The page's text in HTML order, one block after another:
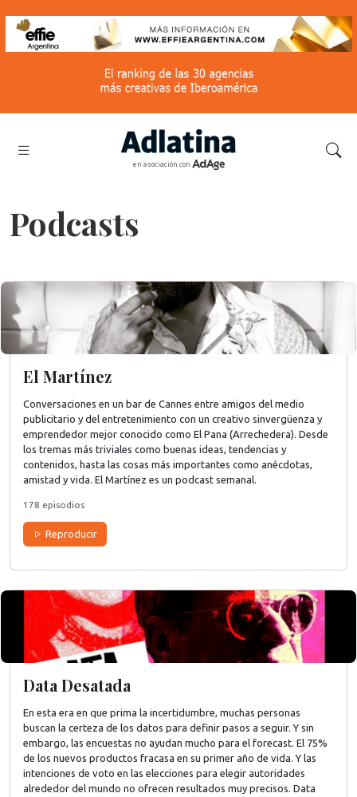
en asociación con
Podcasts
El Martínez
Conversaciones en un bar de Cannes entre amigos del medio
publicitario y del entretenimiento con un creativo sinvergüenza y
emprendedor mejor conocido como El Pana (Arrechedera). Desde
los tremas más triviales como buenas ideas, tendencias y
contenidos, hasta las cosas más importantes como anécdotas,
amistad y vida. El Martínez es un podcast semanal.
178 episodios
Reproducir
Data Desatada
En esta era en que prima la incertidumbre, muchas personas
buscan la certeza de los datos para definir pasos a seguir. Y sin
embargo, las encuestas no ayudan mucho para el forecast. El 75%
de los nuevos productos fracasa en su primer año de vida. Y las
intenciones de voto en las elecciones para elegir autoridades
alrededor del mundo no ofrecen resultados muy precisos. Data